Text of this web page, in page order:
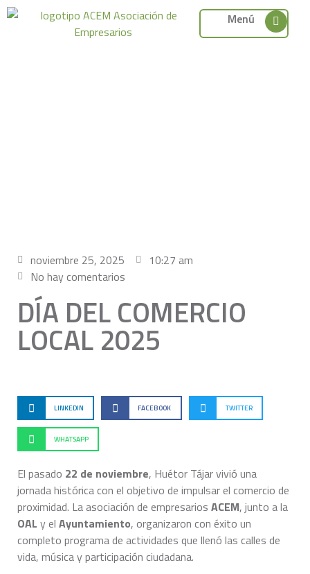
Menú
noviembre 25, 2025
10:27 am
No hay comentarios
DÍA DEL COMERCIO
LOCAL 2025
LINKEDIN FACEBOOK TWITTER
WHATSAPP
El pasado 22 de noviembre, Huétor Tájar vivió una
jornada histórica con el objetivo de impulsar el comercio de
proximidad. La asociación de empresarios ACEM, junto a la
OAL y el Ayuntamiento, organizaron con éxito un
completo programa de actividades que llenó las calles de
vida, música y participación ciudadana.